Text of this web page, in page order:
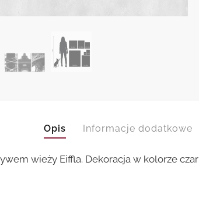
Opis Informacje dodatkowe
wieży Eiffla. Dekoracja w kolorze